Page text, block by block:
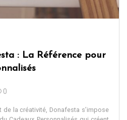
: La Référence pour
0
de la créativité, Donafesta s’impose